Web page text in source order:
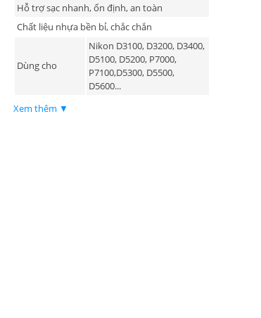
Hỗ trợ sạc nhanh, ổn định, an toàn
Chất liệu nhựa bền bỉ, chắc chắn
Dùng cho
Nikon D3100, D3200, D3400,
D5100, D5200, P7000,
P7100,D5300, D5500,
D5600...
Xem thêm ▼